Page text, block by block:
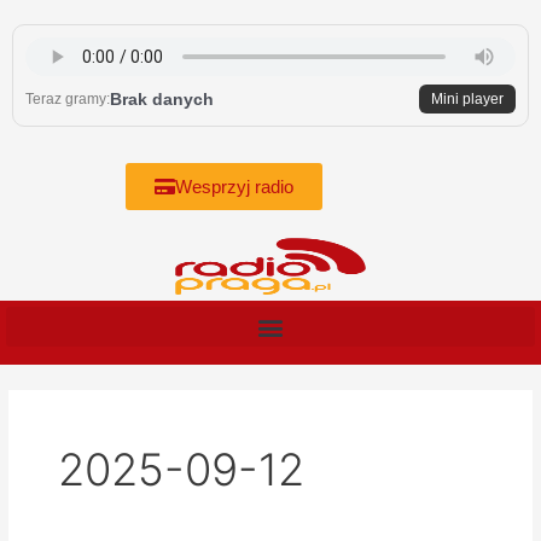
content
Teraz gramy:Brak danych Mini player
Wesprzyj radio
2025-09-12